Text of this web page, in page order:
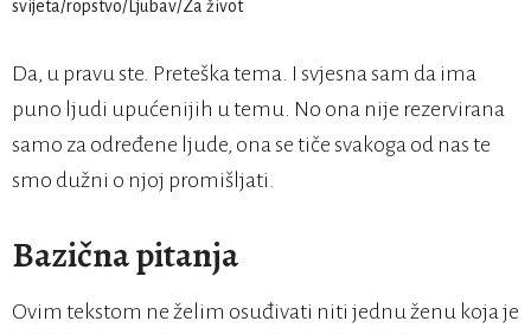
Da, u pravu ste. Preteška tema. I svjesna sam da ima
puno ljudi upućenijih u temu. No ona nije rezervirana
samo za određene ljude, ona se tiče svakoga od nas te
smo dužni o njoj promišljati.
Bazična pitanja
Ovim tekstom ne želim osuđivati niti jednu ženu koja je